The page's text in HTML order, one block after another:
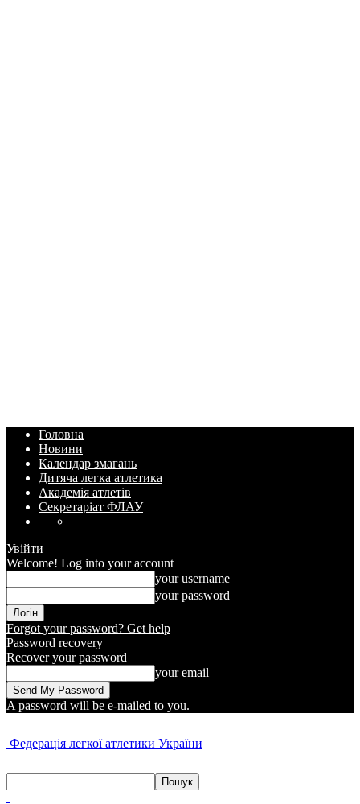
Головна
Новини
Календар змагань
Дитяча легка атлетика
Академія атлетів
Секретаріат ФЛАУ
Увійти
Welcome! Log into your account
your username
your password
Forgot your password? Get help
Password recovery
Recover your password
your email
A password will be e-mailed to you.
Федерація легкої атлетики України